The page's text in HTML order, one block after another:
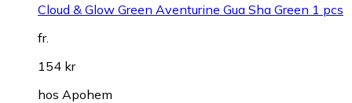
Cloud & Glow Green Aventurine Gua Sha Green 1 pcs
fr.
154 kr
hos Apohem